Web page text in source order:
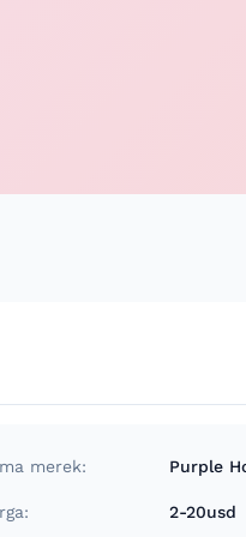
merek: Purple
2-20usd